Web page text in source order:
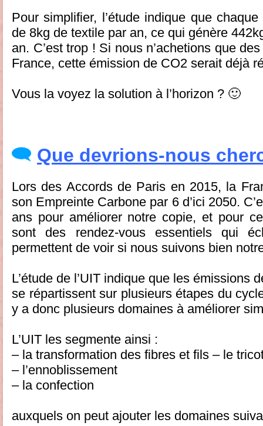
Pour simplifier, l’étude indique que
de 8kg de textile par an, ce qui génère
an. C’est trop ! Si nous n’achetions que
France, cette émission de CO2 serait déjà
Vous la voyez la solution à l’horizon ? 🙂
Que devrions-nous
Lors des Accords de Paris en 2015, la
son Empreinte Carbone par 6 d’ici 2050.
ans pour améliorer notre copie, et pour
sont des rendez-vous essentiels qui
permettent de voir si nous suivons bien
L’étude de l’UIT indique que les émissions
se répartissent sur plusieurs étapes du
y a donc plusieurs domaines à améliorer
L’UIT les segmente ainsi :
– la transformation des fibres et fils – le
– l’ennoblissement
– la confection
auxquels on peut ajouter les domaines